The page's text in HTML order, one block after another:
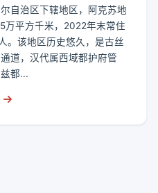
自治区下辖地区，阿克苏地
万平方千米，2022年末常住
。该地区历史悠久，是古丝
道，汉代属西域都护府管
都...